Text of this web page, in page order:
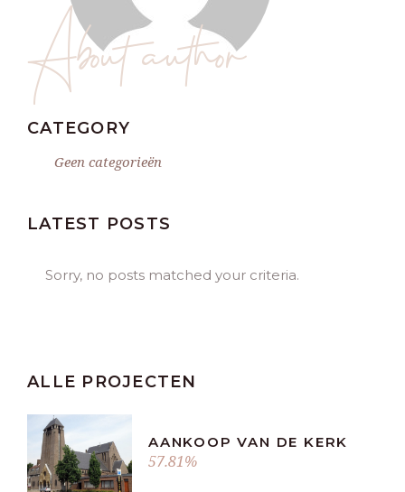
About author
CATEGORY
Geen categorieën
LATEST POSTS
Sorry, no posts matched your criteria.
ALLE PROJECTEN
AANKOOP VAN DE KERK
57.81%